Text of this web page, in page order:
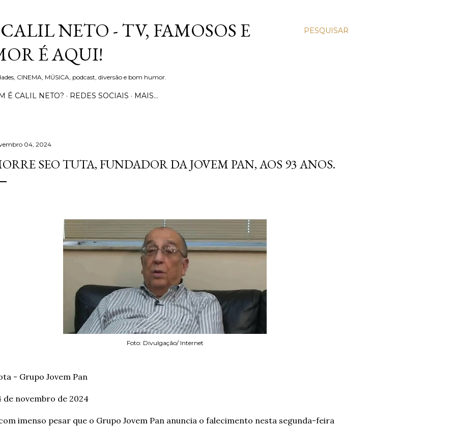
PESQUISAR
NETO - TV, FAMOSOS E
É AQUI!
CINEMA, MÚSICA, podcast, diversão e bom humor.
É CALIL NETO? REDES SOCIAIS MAIS…
04, 2024
SEO TUTA, FUNDADOR DA JOVEM PAN, AOS 93 ANOS.
Foto: Divulgação/ Internet
- Grupo Jovem Pan
de novembro de 2024
imenso pesar que o Grupo Jovem Pan anuncia o falecimento nesta segunda-feira